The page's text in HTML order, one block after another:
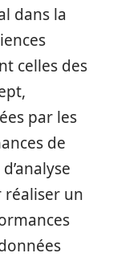
dans la
celles des
par les
de
réaliser un